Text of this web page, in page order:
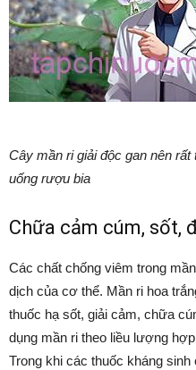
Cây mần ri giải độc gan nên
uống rượu bia
Chữa cảm cúm, sốt,
Các chất chống viêm trong
dịch của cơ thể. Mần ri hoa
thuốc hạ sốt, giải cảm, chữa
dụng mần ri theo liều lượng
Trong khi các thuốc kháng